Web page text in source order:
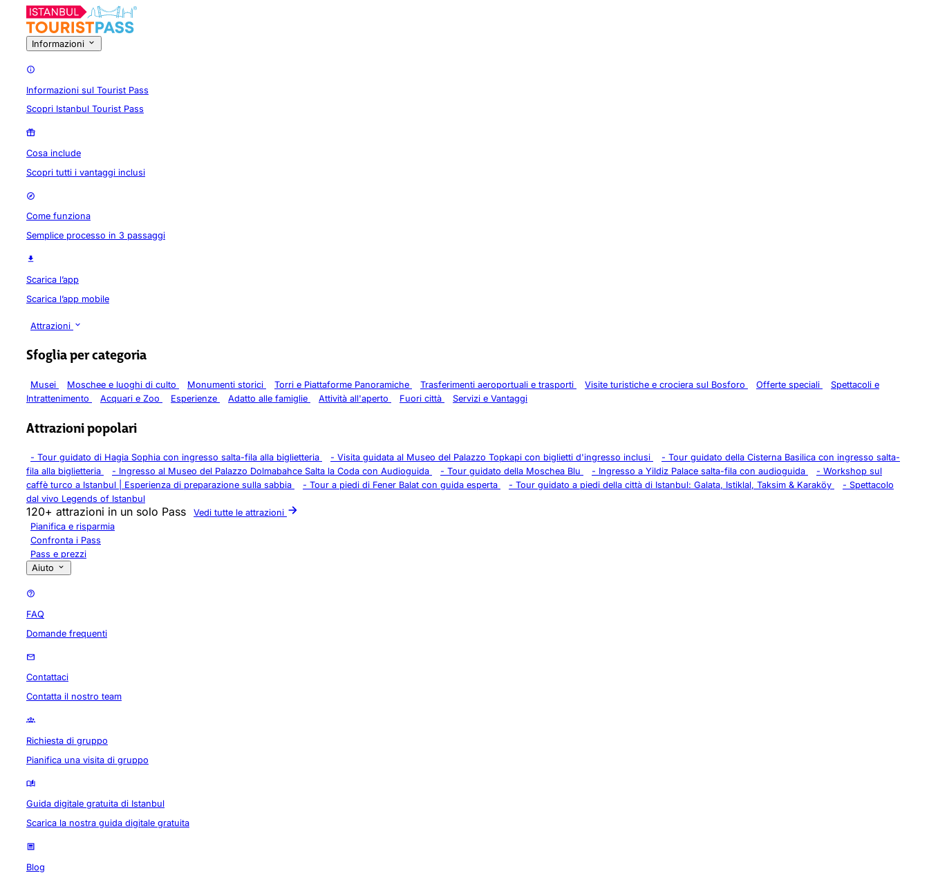
Informazioni
Informazioni sul Tourist Pass
Scopri Istanbul Tourist Pass
Cosa include
Scopri tutti i vantaggi inclusi
Come funziona
Semplice processo in 3 passaggi
Scarica l’app
Scarica l’app mobile
Attrazioni
Sfoglia per categoria
Musei Moschee e luoghi di culto Monumenti storici Torri e Piattaforme Panoramiche Trasferimenti aeroportuali e trasporti Visite turistiche e crociera sul Bosforo Offerte speciali
Spettacoli e
Intrattenimento
Acquari e Zoo Esperienze Adatto alle famiglie Attività all'aperto Fuori città Servizi e Vantaggi
Attrazioni popolari
- Tour guidato di Hagia Sophia con ingresso salta-fila alla biglietteria - Visita guidata al Museo del Palazzo Topkapi con biglietti d'ingresso inclusi - Tour guidato della Cisterna Basilica con ingresso salta-
fila alla biglietteria
- Ingresso al Museo del Palazzo Dolmabahce Salta la Coda con Audioguida - Tour guidato della Moschea Blu - Ingresso a Yildiz Palace salta-fila con audioguida - Workshop sul
caffè turco a Istanbul | Esperienza di preparazione sulla sabbia
- Tour a piedi di Fener Balat con guida esperta - Tour guidato a piedi della città di Istanbul: Galata, Istiklal, Taksim & Karaköy - Spettacolo
dal vivo Legends of Istanbul
120+ attrazioni in un solo Pass
Vedi tutte le attrazioni
Pianifica e risparmia
Confronta i Pass
Pass e prezzi
Aiuto
FAQ
Domande frequenti
Contattaci
Contatta il nostro team
Richiesta di gruppo
Pianifica una visita di gruppo
Guida digitale gratuita di Istanbul
Scarica la nostra guida digitale gratuita
Blog